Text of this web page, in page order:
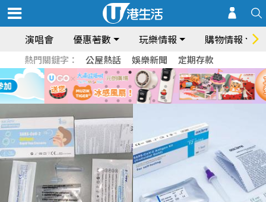
演唱會 優惠著數 玩樂情報 購物情報
熱門關鍵字： 公屋熱話 娛樂新聞 定期存款